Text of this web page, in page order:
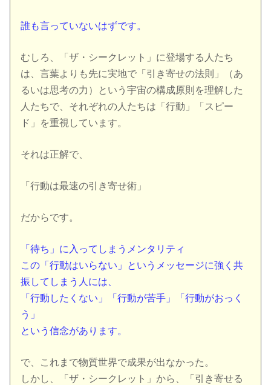
誰も言っていないはずです。
むしろ、「ザ・シークレット」に登場する人たち
は、言葉よりも先に実地で「引き寄せの法則」（あ
るいは思考の力）という宇宙の構成原則を理解した
人たちで、それぞれの人たちは「行動」「スピー
ド」を重視しています。
それは正解で、
「行動は最速の引き寄せ術」
だからです。
「待ち」に入ってしまうメンタリティ
この「行動はいらない」というメッセージに強く共
振してしまう人には、
「行動したくない」「行動が苦手」「行動がおっく
う」
という信念があります。
で、これまで物質世界で成果が出なかった。
しかし、「ザ・シークレット」から、「引き寄せる